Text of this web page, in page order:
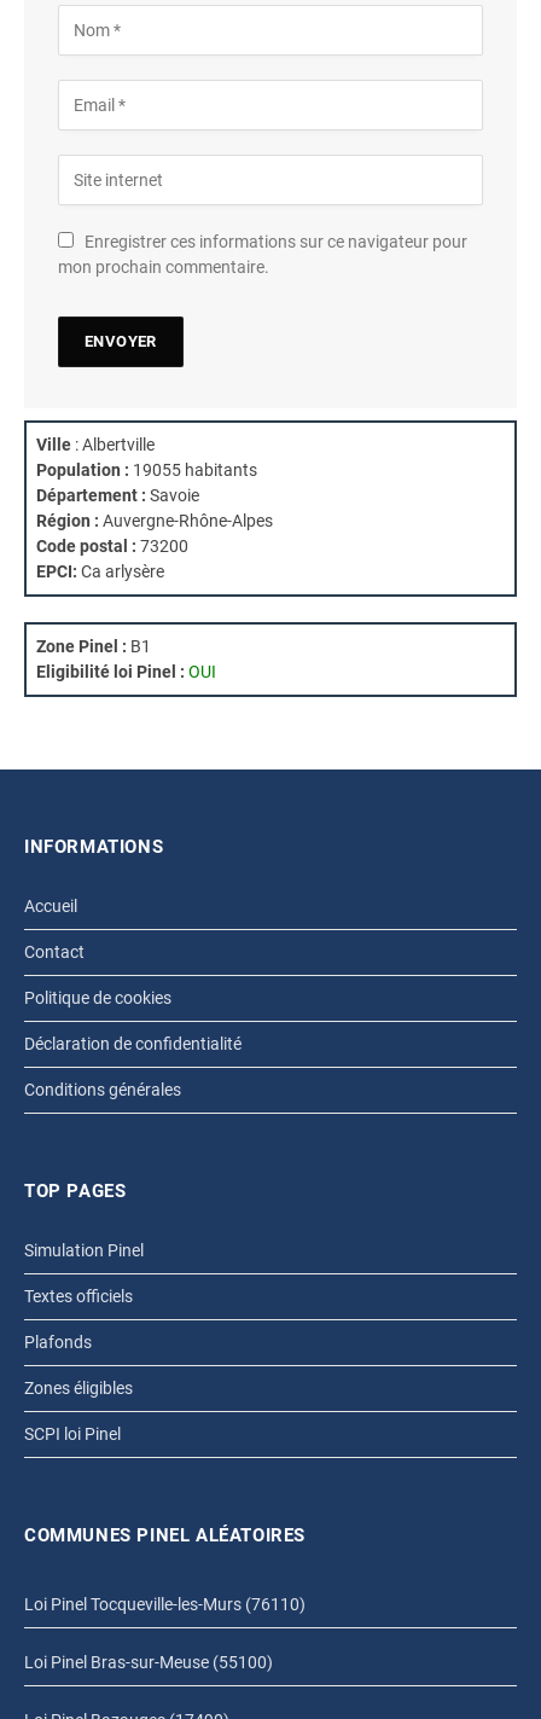
Enregistrer ces informations sur ce navigateur pour
mon prochain commentaire.
Ville : Albertville
Population : 19055 habitants
Département : Savoie
Région : Auvergne-Rhône-Alpes
Code postal : 73200
EPCI: Ca arlysère
Zone Pinel : B1
Eligibilité loi Pinel : OUI
INFORMATIONS
Accueil
Contact
Politique de cookies
Déclaration de confidentialité
Conditions générales
TOP PAGES
Simulation Pinel
Textes officiels
Plafonds
Zones éligibles
SCPI loi Pinel
COMMUNES PINEL ALÉATOIRES
Loi Pinel Tocqueville-les-Murs (76110)
Loi Pinel Bras-sur-Meuse (55100)